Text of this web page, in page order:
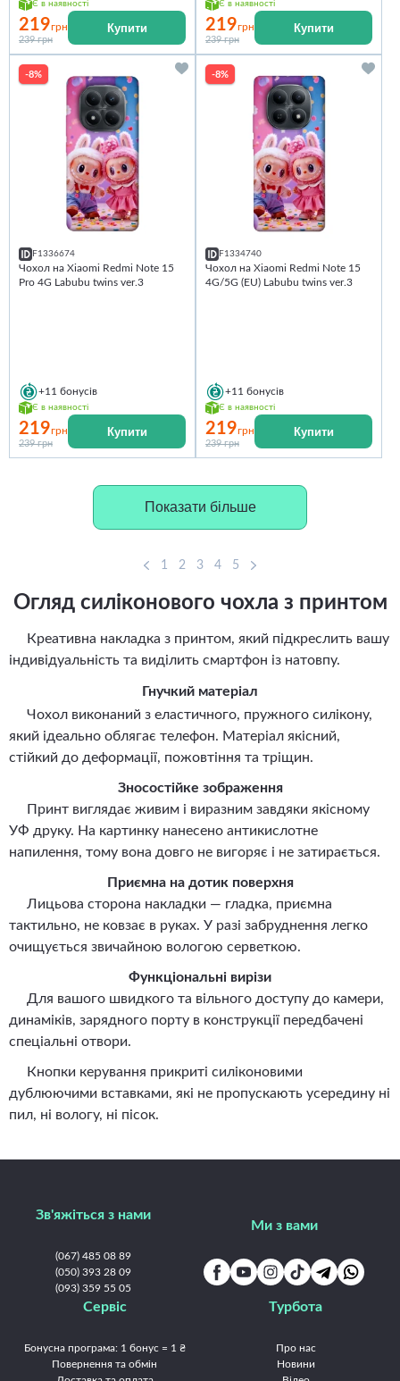
Є в наявності
219грн
239 грн
Купити
Є в наявності
219грн
239 грн
Купити
-8%
F1336674
Чохол на Xiaomi Redmi Note 15
Pro 4G Labubu twins ver.3
+11 бонусів
Є в наявності
219грн
239 грн
Купити
-8%
F1334740
Чохол на Xiaomi Redmi Note 15
4G/5G (EU) Labubu twins ver.3
+11 бонусів
Є в наявності
219грн
239 грн
Купити
Показати більше
1 2 3 4 5
Огляд силіконового чохла з принтом
Креативна накладка з принтом, який підкреслить вашу
індивідуальність та виділить смартфон із натовпу.
Гнучкий матеріал
Чохол виконаний з еластичного, пружного силікону,
який ідеально облягає телефон. Матеріал якісний,
стійкий до деформації, пожовтіння та тріщин.
Зносостійке зображення
Принт виглядає живим і виразним завдяки якісному
УФ друку. На картинку нанесено антикислотне
напилення, тому вона довго не вигоряє і не затирається.
Приємна на дотик поверхня
Лицьова сторона накладки — гладка, приємна
тактильно, не ковзає в руках. У разі забруднення легко
очищується звичайною вологою серветкою.
Функціональні вирізи
Для вашого швидкого та вільного доступу до камери,
динаміків, зарядного порту в конструкції передбачені
спеціальні отвори.
Кнопки керування прикриті силіконовими
дублюючими вставками, які не пропускають усередину ні
пил, ні вологу, ні пісок.
Зв'яжіться з нами
(067) 485 08 89
(050) 393 28 09
(093) 359 55 05
Ми з вами
Сервіс
Бонусна програма: 1 бонус = 1 ₴
Повернення та обмін
Турбота
Про нас
Новини